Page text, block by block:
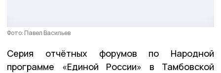
Фото: Павел Васильев
Серия отчётных форумов по Народной
программе «Единой России» в Тамбовской